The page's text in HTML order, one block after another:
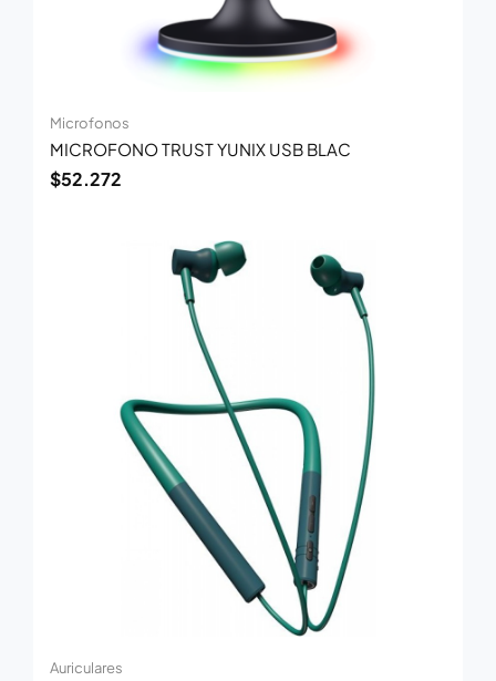
Microfonos
MICROFONO TRUST YUNIX USB BLAC
$52.272
Auriculares